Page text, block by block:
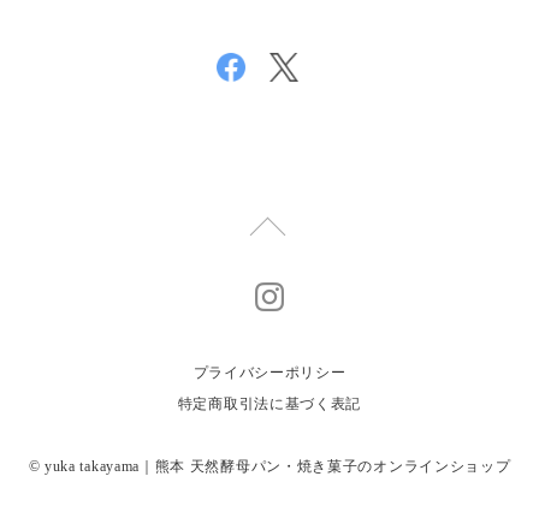
プライバシーポリシー
特定商取引法に基づく表記
© yuka takayama｜熊本 天然酵母パン・焼き菓子のオンラインショップ